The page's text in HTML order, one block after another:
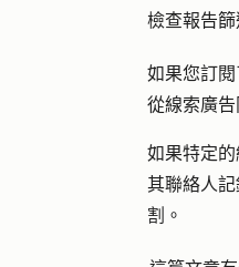
檢查報告篩
如果您訂閱
從線索廣告
如果特定
其聯絡人
割。